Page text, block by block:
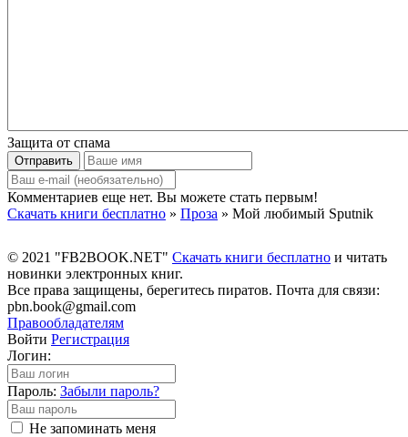
Защита от спама
Отправить
Комментариев еще нет. Вы можете стать первым!
Скачать книги бесплатно » Проза » Мой любимый Sputnik
© 2021 "FB2BOOK.NET" Скачать книги бесплатно и читать
новинки электронных книг.
Все права защищены, берегитесь пиратов. Почта для связи:
pbn.book@gmail.com
Правообладателям
Войти Регистрация
Логин:
Пароль: Забыли пароль?
Не запоминать меня